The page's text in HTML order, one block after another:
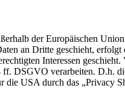
der Europäischen
an Dritte geschieht,
Interessen
ff. DSGVO verarbeiten. D.h.
die USA durch das „Privacy